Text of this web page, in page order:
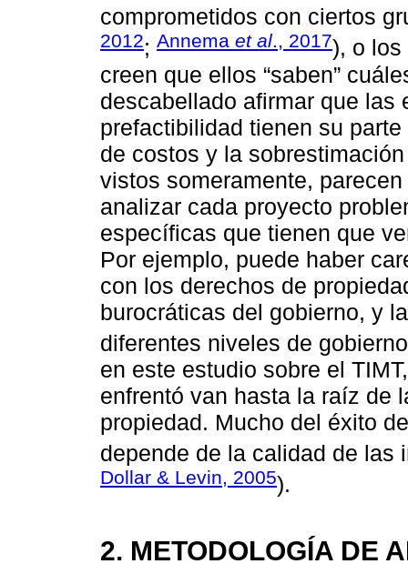
comprometidos con ciertos
2012; Annema et al., 2017), o
creen que ellos “saben”
descabellado afirmar que las
prefactibilidad tienen su
de costos y la
vistos someramente,
analizar cada proyecto
específicas que tienen que
Por ejemplo, puede haber
con los derechos de
burocráticas del gobierno, y
diferentes niveles de
en este estudio sobre el
enfrentó van hasta la raíz de
propiedad. Mucho del éxito
depende de la calidad de las
Dollar & Levin, 2005).
2. METODOLOGÍA DE